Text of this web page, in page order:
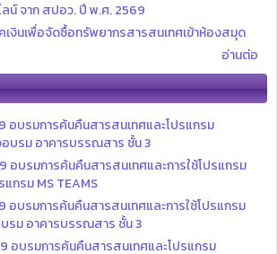
น์ จาก สปอว. ปี พ.ศ. 2569
งินเพื่อจัดซื้อทรัพยากรสารสนเทศเข้าห้องสมุด
อ่านต่อ
อบรมการค้นคืนสารสนเทศและโปรแกรม
บรม อาคารบรรณสาร ชั้น 3
อบรมการค้นคืนสารสนเทศและการใช้โปรแกรม
กรม MS TEAMS
อบรมการค้นคืนสารสนเทศและการใช้โปรแกรม
ม อาคารบรรณสาร ชั้น 3
อบรมการค้นคืนสารสนเทศและโปรแกรม